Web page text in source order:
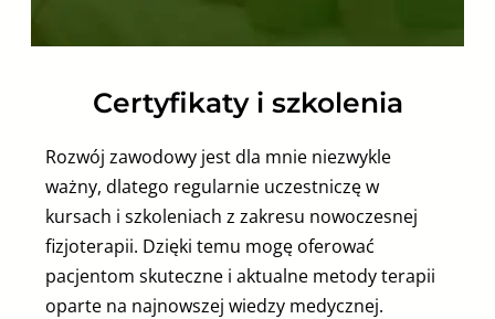
Certyfikaty i szkolenia
Rozwój zawodowy jest dla mnie niezwykle
ważny, dlatego regularnie uczestniczę w
kursach i szkoleniach z zakresu nowoczesnej
fizjoterapii. Dzięki temu mogę oferować
pacjentom skuteczne i aktualne metody terapii
oparte na najnowszej wiedzy medycznej.